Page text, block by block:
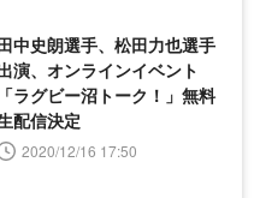
中史朗選手、松田力也選手
演、オンラインイベント
「ラグビー沼トーク！」無料
配信決定
2020/12/16 17:50